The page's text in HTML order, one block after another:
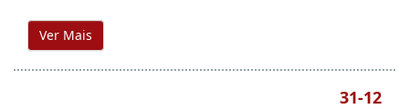
Ver Mais
31-12